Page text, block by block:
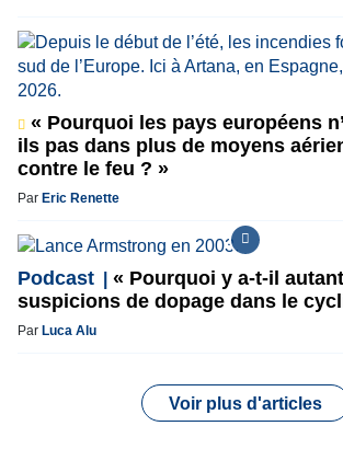
« Pourquoi les pays européens
ils pas dans plus de moyens
contre le feu ? »
Par Eric Renette
Podcast
« Pourquoi y a-t-il
suspicions de dopage dans le
Par Luca Alu
Voir plus d'articles